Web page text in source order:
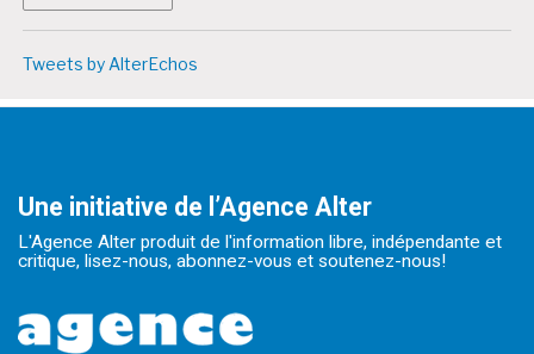
Tweets by AlterEchos
Une initiative de l’Agence Alter
L'Agence Alter produit de l'information libre, indépendante et
critique, lisez-nous, abonnez-vous et soutenez-nous!